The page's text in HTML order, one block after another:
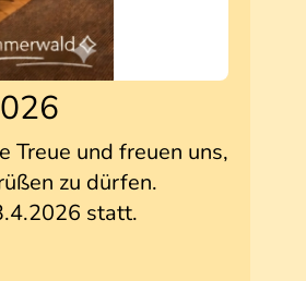
Treue und freuen uns,
zu dürfen.
statt.